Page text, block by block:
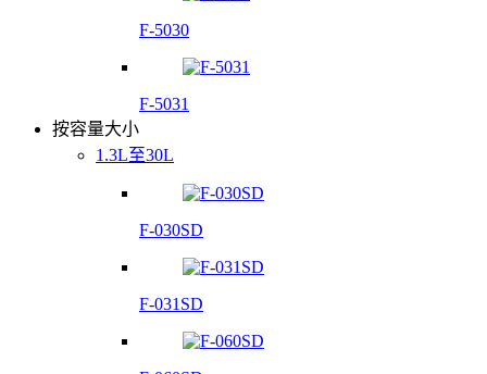
F-5030
F-5031
按容量大小
1.3L至30L
F-030SD
F-031SD